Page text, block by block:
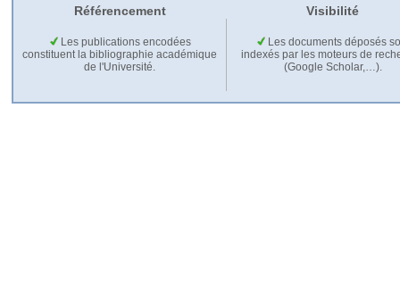
Référencement Visibilité
Les publications encodées
constituent la bibliographie académique
de l'Université.
Les documents déposés
indexés par les moteurs de
(Google Scholar,…).